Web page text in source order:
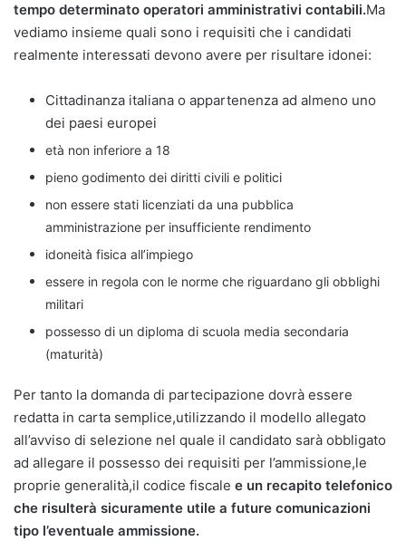
tempo determinato operatori amministrativi contabili.Ma
vediamo insieme quali sono i requisiti che i candidati
realmente interessati devono avere per risultare idonei:
Cittadinanza italiana o appartenenza ad almeno uno
dei paesi europei
età non inferiore a 18
pieno godimento dei diritti civili e politici
non essere stati licenziati da una pubblica
amministrazione per insufficiente rendimento
idoneità fisica all’impiego
essere in regola con le norme che riguardano gli obblighi
militari
possesso di un diploma di scuola media secondaria
(maturità)
Per tanto la domanda di partecipazione dovrà essere
redatta in carta semplice,utilizzando il modello allegato
all’avviso di selezione nel quale il candidato sarà obbligato
ad allegare il possesso dei requisiti per l’ammissione,le
proprie generalità,il codice fiscale e un recapito telefonico
che risulterà sicuramente utile a future comunicazioni
tipo l’eventuale ammissione.